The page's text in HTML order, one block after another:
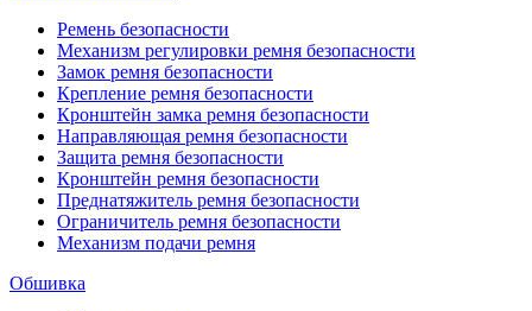
Ремень безопасности
Механизм регулировки ремня безопасности
Замок ремня безопасности
Крепление ремня безопасности
Кронштейн замка ремня безопасности
Направляющая ремня безопасности
Защита ремня безопасности
Кронштейн ремня безопасности
Преднатяжитель ремня безопасности
Ограничитель ремня безопасности
Механизм подачи ремня
Обшивка